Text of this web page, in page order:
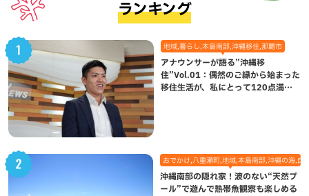
ランキング
地域,暮らし,本島南部,沖縄移住,那覇市
アナウンサーが語る”沖縄移
住”Vol.01：偶然のご縁から始まった
移住生活が、私にとって120点満点
おでかけ,八重瀬町,地域,本島南部,沖縄の海,自
沖縄南部の隠れ家！波のない“天然プ
ール”で遊んで熱帯魚観察も楽しめる